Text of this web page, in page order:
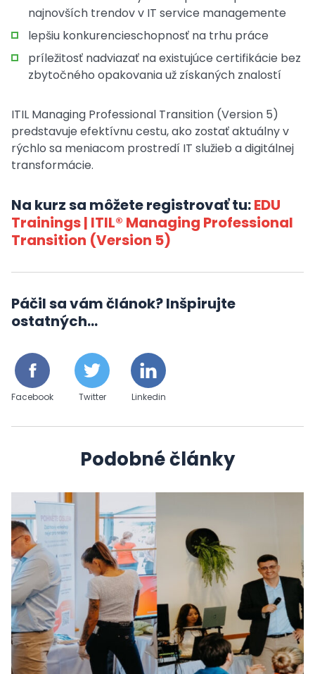
najnovších trendov v IT service managemente
lepšiu konkurencieschopnosť na trhu práce
príležitosť nadviazať na existujúce certifikácie bez
zbytočného opakovania už získaných znalostí
ITIL Managing Professional Transition (Version 5)
predstavuje efektívnu cestu, ako zostať aktuálny v
rýchlo sa meniacom prostredí IT služieb a digitálnej
transformácie.
Na kurz sa môžete registrovať tu:EDU
Trainings | ITIL® Managing Professional
Transition (Version 5)
Páčil sa vám článok? Inšpirujte
ostatných...
Facebook Twitter Linkedin
Podobné články